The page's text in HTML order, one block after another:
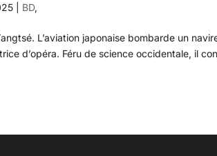
BD,
L’aviation japonaise bombarde un
d’opéra. Féru de science occidentale, il